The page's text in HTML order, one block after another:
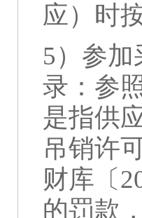
应）时
5）参
录：参
是指供
吊销许
财库〔
的罚款